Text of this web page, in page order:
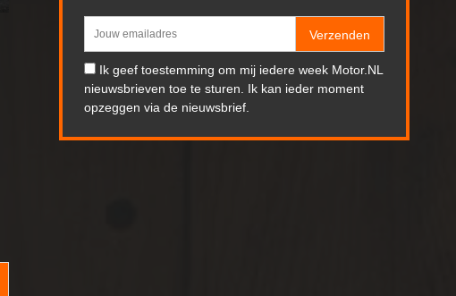
Verzenden
Ik geef toestemming om mij iedere week Motor.NL
nieuwsbrieven toe te sturen. Ik kan ieder moment
opzeggen via de nieuwsbrief.